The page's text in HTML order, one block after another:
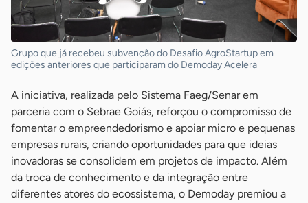
Grupo que já recebeu subvenção do Desafio AgroStartup em
edições anteriores que participaram do Demoday Acelera
A iniciativa, realizada pelo Sistema Faeg/Senar em
parceria com o Sebrae Goiás, reforçou o compromisso de
fomentar o empreendedorismo e apoiar micro e pequenas
empresas rurais, criando oportunidades para que ideias
inovadoras se consolidem em projetos de impacto. Além
da troca de conhecimento e da integração entre
diferentes atores do ecossistema, o Demoday premiou a